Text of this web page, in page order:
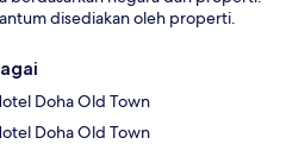
disediakan oleh properti.
Doha Old Town
Doha Old Town